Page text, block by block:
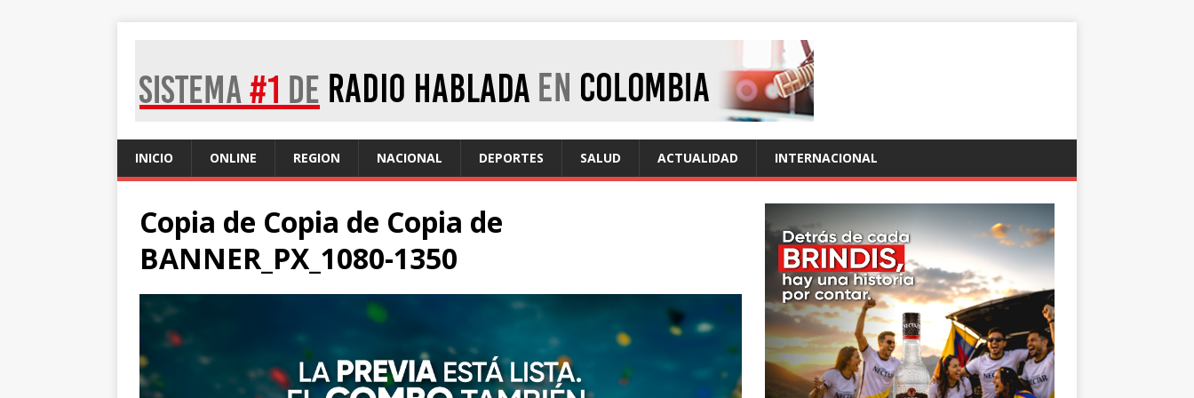
INICIO ONLINE REGION NACIONAL DEPORTES SALUD ACTUALIDAD INTERNACIONAL
Copia de Copia de Copia de
BANNER_PX_1080-1350